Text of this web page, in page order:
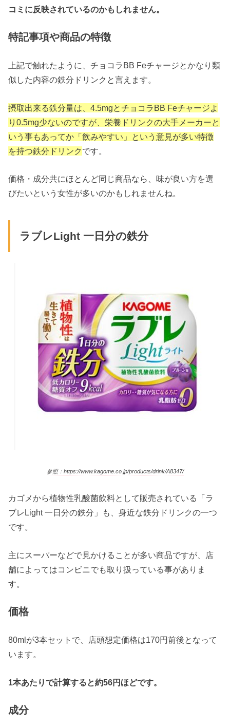
コミに反映されているのかもしれません。
特記事項や商品の特徴
上記で触れたように、チョコラBB Feチャージとかなり類
似した内容の鉄分ドリンクと言えます。
摂取出来る鉄分量は、4.5mgとチョコラBB Feチャージよ
り0.5mg少ないのですが、栄養ドリンクの大手メーカーと
いう事もあってか「飲みやすい」という意見が多い特徴
を持つ鉄分ドリンク です。
価格・成分共にほとんど同じ商品なら、味が良い方を選
びたいという女性が多いのかもしれませんね。
ラブレLight 一日分の鉄分
参照：https://www.kagome.co.jp/products/drink/A8347/
カゴメから植物性乳酸菌飲料として販売されている「ラ
ブレLight 一日分の鉄分」も、身近な鉄分ドリンクの一つ
です。
主にスーパーなどで見かけることが多い商品ですが、店
舗によってはコンビニでも取り扱っている事がありま
す。
価格
80mlが3本セットで、店頭想定価格は170円前後となって
います。
1本あたりで計算すると約56円ほどです。
成分